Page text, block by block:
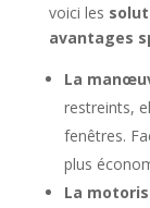
voici les
avantages
La
restreints,
fenêtres.
plus
La